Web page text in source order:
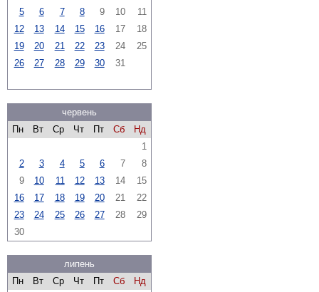
5
6 7 8 9 10
11
12
13 14 15 16 17
18
19
20 21 22 23 24
25
26
27 28 29 30 31
червень
Пн
Вт Ср Чт Пт Сб
Нд
1
2
3 4 5 6 7
8
9
10 11 12 13 14
15
16
17 18 19 20 21
22
23
24 25 26 27 28
29
30
липень
Пн
Вт Ср Чт Пт Сб
Нд